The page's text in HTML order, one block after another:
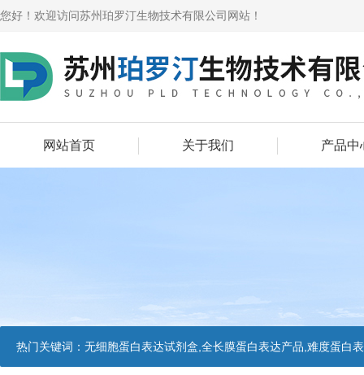
您好！欢迎访问苏州珀罗汀生物技术有限公司网站！
网站首页 关于我们 产品中
热门关键词： 无细胞蛋白表达试剂盒,全长膜蛋白表达产品,难度蛋白